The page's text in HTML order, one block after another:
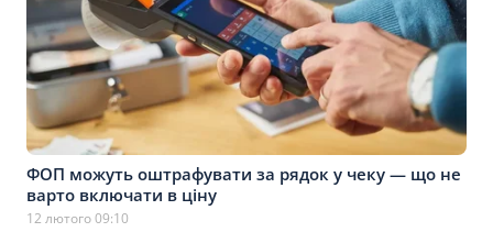
ФОП можуть оштрафувати за рядок у чеку — що не
варто включати в ціну
12 лютого 09:10